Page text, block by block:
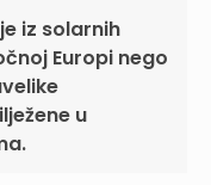
iz solarnih
Europi nego
u